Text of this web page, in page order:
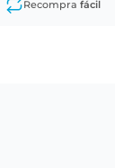
Recompra fácil